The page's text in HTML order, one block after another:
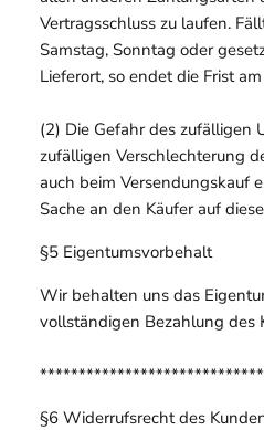
Vertragsschluss zu laufen.
Samstag, Sonntag oder
Lieferort, so endet die Frist
(2) Die Gefahr des zufälligen
zufälligen Verschlechterung
auch beim Versendungskauf
Sache an den Käufer auf
§5 Eigentumsvorbehalt
Wir behalten uns das
vollständigen Bezahlung des
§6 Widerrufsrecht des